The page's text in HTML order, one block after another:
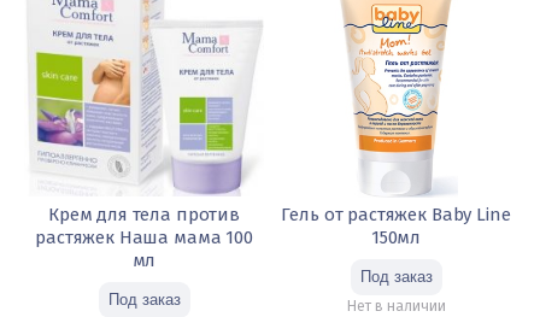
Крем для тела против
растяжек Наша мама 100
мл
Гель от растяжек Baby Line
150мл
Нет в наличии